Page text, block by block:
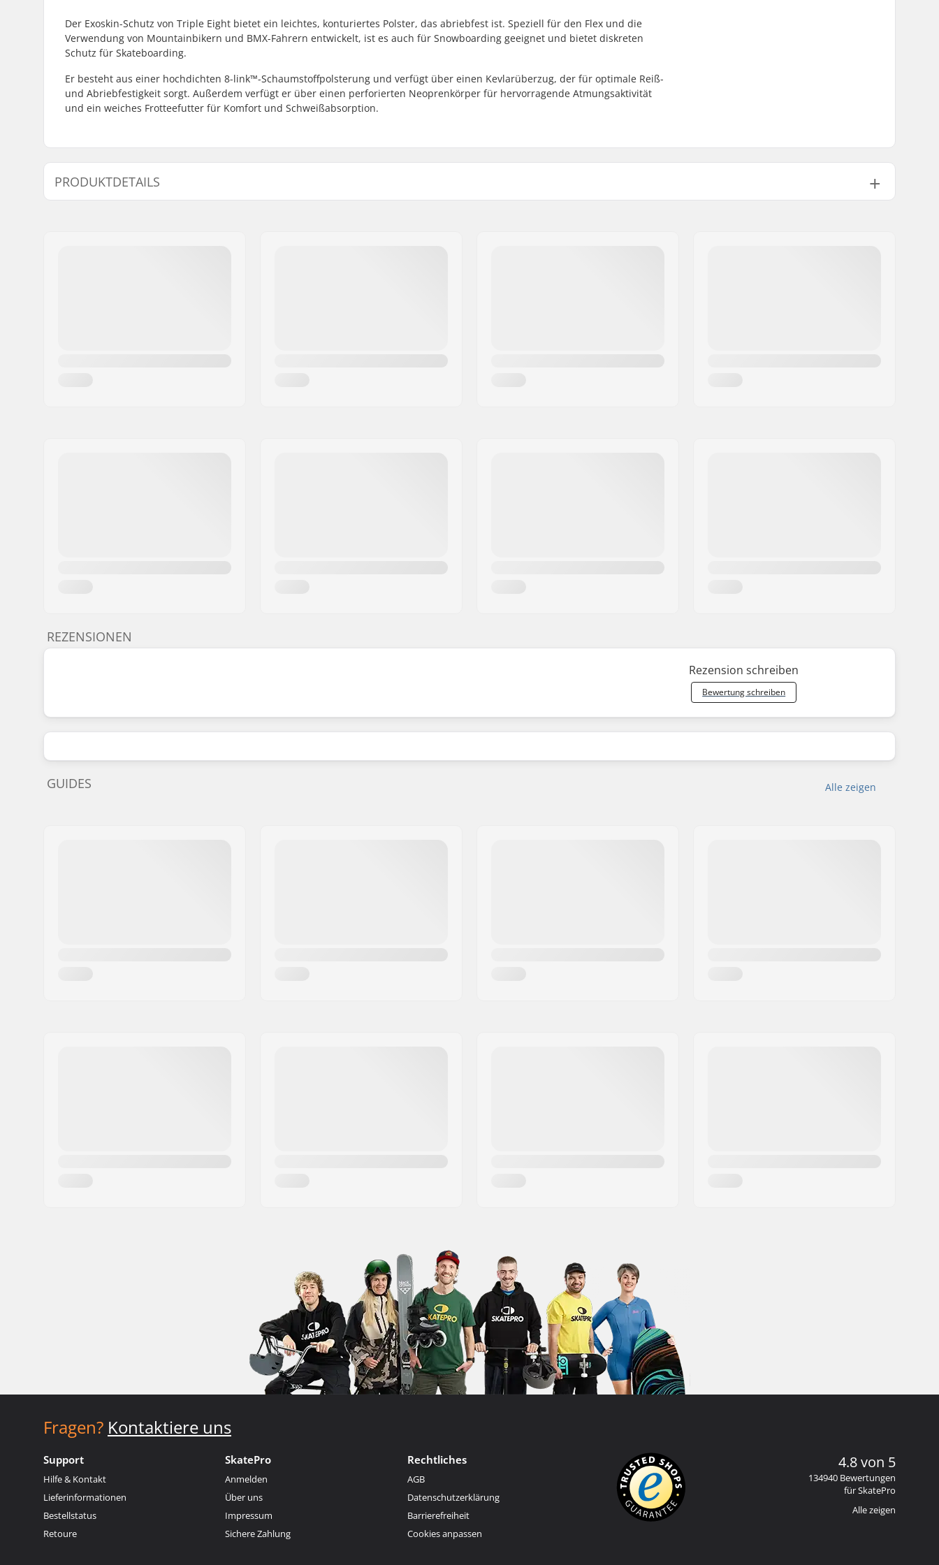
Der Exoskin-Schutz von Triple Eight bietet ein leichtes, konturiertes Polster, das abriebfest ist. Speziell für den Flex und die
Verwendung von Mountainbikern und BMX-Fahrern entwickelt, ist es auch für Snowboarding geeignet und bietet diskreten
Schutz für Skateboarding.
Er besteht aus einer hochdichten 8-link™-Schaumstoffpolsterung und verfügt über einen Kevlarüberzug, der für optimale Reiß-
und Abriebfestigkeit sorgt. Außerdem verfügt er über einen perforierten Neoprenkörper für hervorragende Atmungsaktivität
und ein weiches Frotteefutter für Komfort und Schweißabsorption.
PRODUKTDETAILS
REZENSIONEN
Rezension schreiben
Bewertung schreiben
Alle zeigen
GUIDES
Fragen? Kontaktiere uns
Support
Hilfe & Kontakt
Lieferinformationen
Bestellstatus
Retoure
SkatePro
Anmelden
Über uns
Impressum
Sichere Zahlung
Rechtliches
AGB
Datenschutzerklärung
Barrierefreiheit
Cookies anpassen
4.8 von 5
134940 Bewertungen
für SkatePro
Alle zeigen